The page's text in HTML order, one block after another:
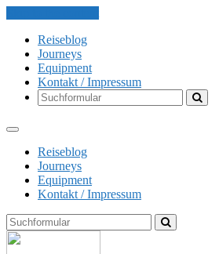
Reiseblog
Journeys
Equipment
Kontakt / Impressum
Search
Reiseblog
Journeys
Equipment
Kontakt / Impressum
Search